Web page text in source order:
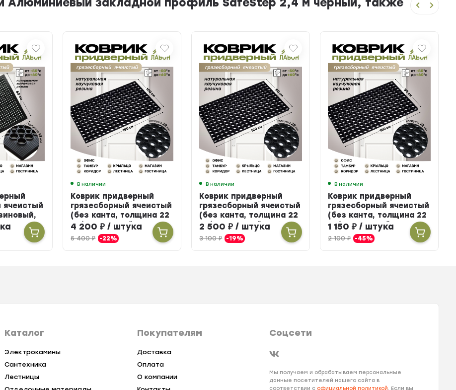
Алюминиевый закладной профиль SafeStep 2,4 м черный, также
ячеистый
В наличии
Коврик придверный
грязесборный ячеистый
(без канта, толщина 22
мм) резиновый, 100 х
150 см
4 200₽ / штука
5 400₽ -22%
В наличии
Коврик придверный
грязесборный ячеистый
(без канта, толщина 22
мм) резиновый, 80 х 120
см
2 500₽ / штука
3 100₽ -19%
В наличии
Коврик придверный
грязесборный ячеистый
(без канта, толщина 22
мм) резиновый, 50 х 100
см
1 150₽ / штука
2 100₽ -45%
Каталог
Электрокамины
Сантехника
Лестницы
Покупателям
Доставка
Оплата
О компании
Соцсети
Мы получаем и обрабатываем персональные
данные посетителей нашего сайта в
соответствии с официальной политикой. Если вы